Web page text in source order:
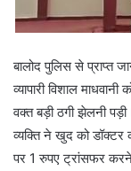
बालोद पुलिस से प्राप्त
व्यापारी विशाल
वक्त बड़ी ठगी झेलनी
व्यक्ति ने खुद को डॉक्टर
पर 1 रुपए ट्रांसफर